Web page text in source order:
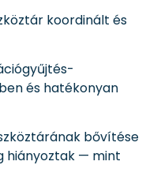
koordinált és
és hatékonyan
bővítése
hiányoztak — mint